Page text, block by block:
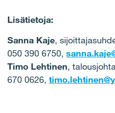
Lisätietoja:
Sanna Kaje,
050 390 6750,
Timo Lehtinen,
670 0626,